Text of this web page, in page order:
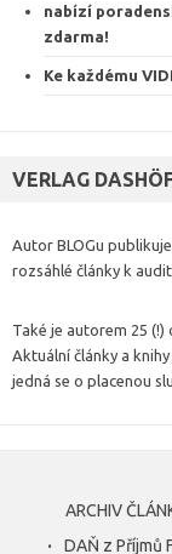
nabízí
zdarma!
Ke každému
VERLAG
Autor BLOGu
rozsáhlé články k
Také je autorem 25 (!)
Aktuální články a
jedná se o placenou
ARCHIV
DAŇ z Příjmů